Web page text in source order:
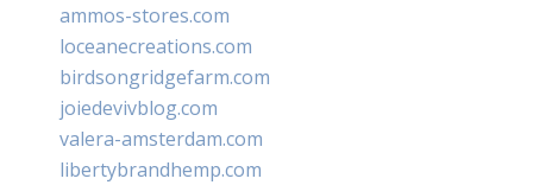
ammos-stores.com
loceanecreations.com
birdsongridgefarm.com
joiedevivblog.com
valera-amsterdam.com
libertybrandhemp.com